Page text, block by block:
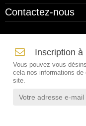
Contactez-nous
Inscription à
Vous pouvez vous
cela nos informations
site.